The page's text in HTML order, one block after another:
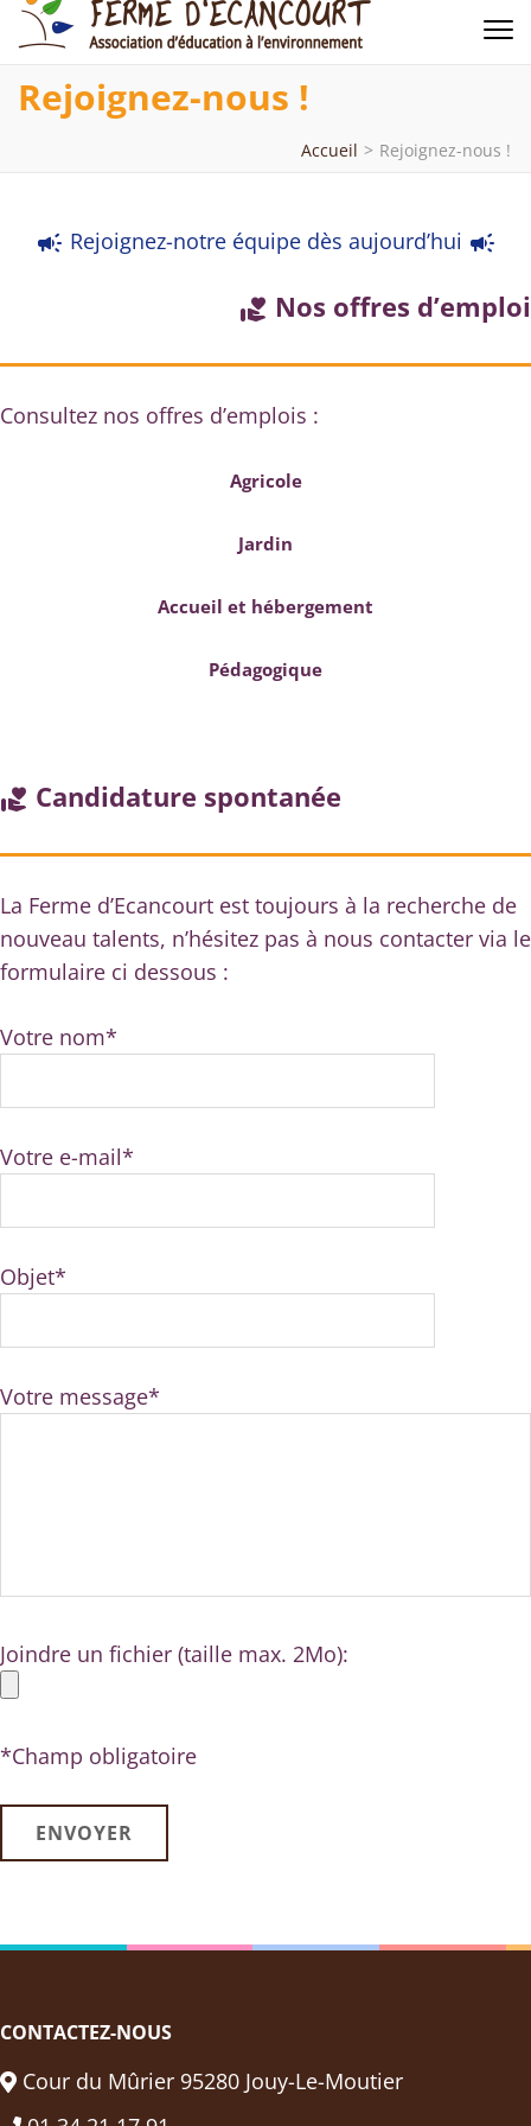
Ferme d'Ecancourt
Rejoignez-nous !
Accueil > Rejoignez-nous !
campaign Rejoignez-notre équipe dès aujourd’hui campaign
volunteer_activism Nos offres d’emploi
Consultez nos offres d’emplois :
Agricole
Jardin
Accueil et hébergement
Pédagogique
volunteer_activism Candidature spontanée
La Ferme d’Ecancourt est toujours à la recherche de
nouveau talents, n’hésitez pas à nous contacter via le
formulaire ci dessous :
Votre nom*
Votre e-mail*
Objet*
Votre message*
Joindre un fichier (taille max. 2Mo):
*Champ obligatoire
CONTACTEZ-NOUS
Cour du Mûrier 95280 Jouy-Le-Moutier